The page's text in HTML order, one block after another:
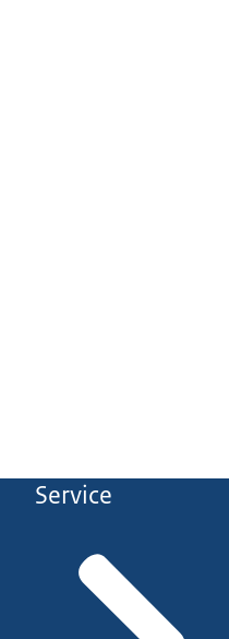
Service